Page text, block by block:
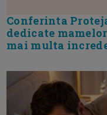
Conferinta
dedicate
mai multa